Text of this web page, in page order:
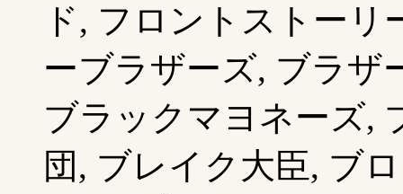
ド, フロントストー
ーブラザーズ, ブラザ
ブラックマヨネーズ,
団, ブレイク大臣, ブ